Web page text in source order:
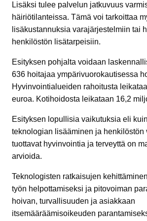
Lisäksi tulee palvelun jatkuvuus
häiriötilanteissa. Tämä voi tarkoittaa
lisäkustannuksia varajärjestelmiin tai
henkilöstön lisätarpeisiin.
Esityksen pohjalta voidaan
636 hoitajaa ympärivuorokautisessa
Hyvinvointialueiden rahoitusta
euroa. Kotihoidosta leikataan 16,2
Esityksen lopullisia vaikutuksia eli
teknologian lisääminen ja henkilöstön
tuottavat hyvinvointia ja terveyttä on
arvioida.
Teknologisten ratkaisujen
työn helpottamiseksi ja pitovoiman
hoivan, turvallisuuden ja asiakkaan
itsemääräämisoikeuden